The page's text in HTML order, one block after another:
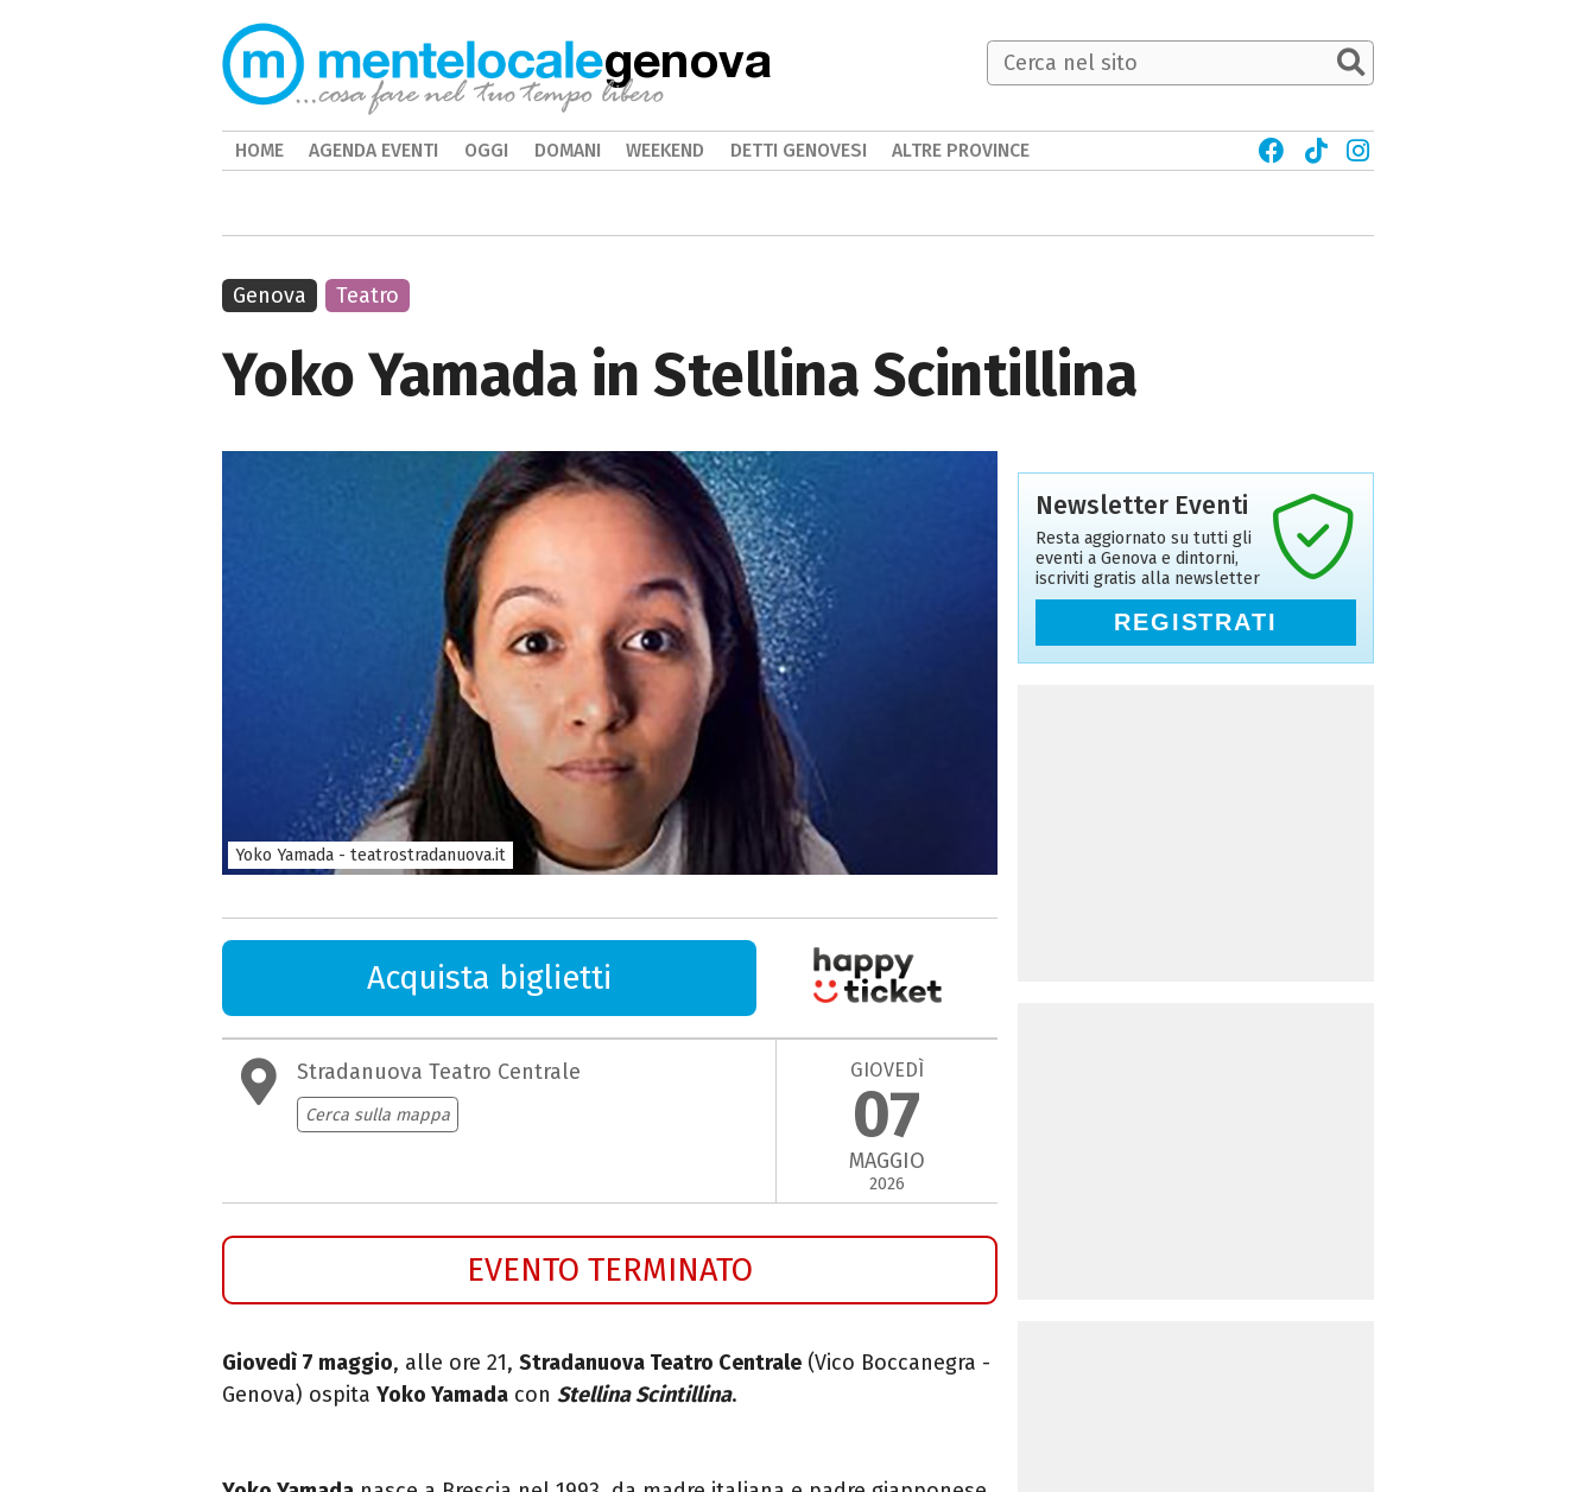
Yoko Yamada in Stellina Scintillina
Yoko Yamada - teatrostradanuova.it
Acquista biglietti
Stradanuova Teatro Centrale
Cerca sulla mappa
GIOVEDÌ
07
MAGGIO
2026
EVENTO TERMINATO
Giovedì 7 maggio, alle ore 21, Stradanuova Teatro Centrale (Vico Boccanegra -
Genova) ospita Yoko Yamada con Stellina Scintillina.
Genova Teatro
Newsletter Eventi
Resta aggiornato su tutti gli
eventi a Genova e dintorni,
iscriviti gratis alla newsletter
REGISTRATI
genova
HOME AGENDA EVENTI OGGI DOMANI WEEKEND DETTI GENOVESI ALTRE PROVINCE